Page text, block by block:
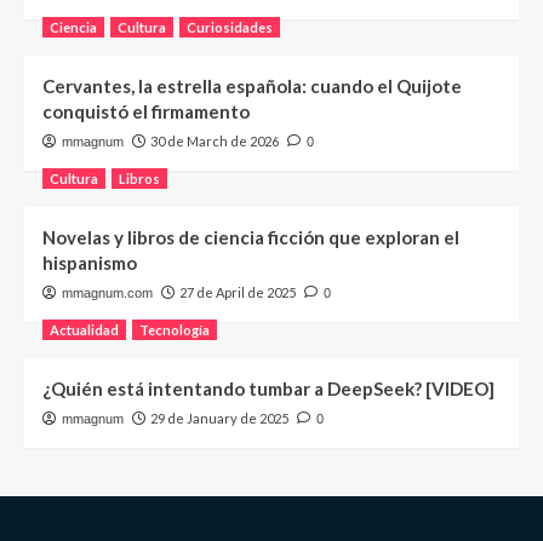
Ciencia Cultura Curiosidades
Cervantes, la estrella española: cuando el Quijote
conquistó el firmamento
mmagnum 30 de March de 2026 0
Cultura Libros
Novelas y libros de ciencia ficción que exploran el
hispanismo
mmagnum.com 27 de April de 2025 0
Actualidad Tecnología
¿Quién está intentando tumbar a DeepSeek? [VIDEO]
mmagnum 29 de January de 2025 0